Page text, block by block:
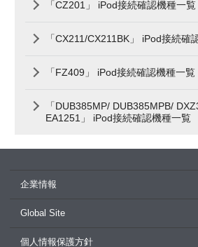
「CZ201」 iPod接続確認機種一覧
「CX211/CX211BK」 iPod接続確
「FZ409」 iPod接続確認機種一覧
「DUB385MP/ DUB385MPB/
EA1251」 iPod接続確認機種一覧
企業情報
Global Site
個人情報保護方針